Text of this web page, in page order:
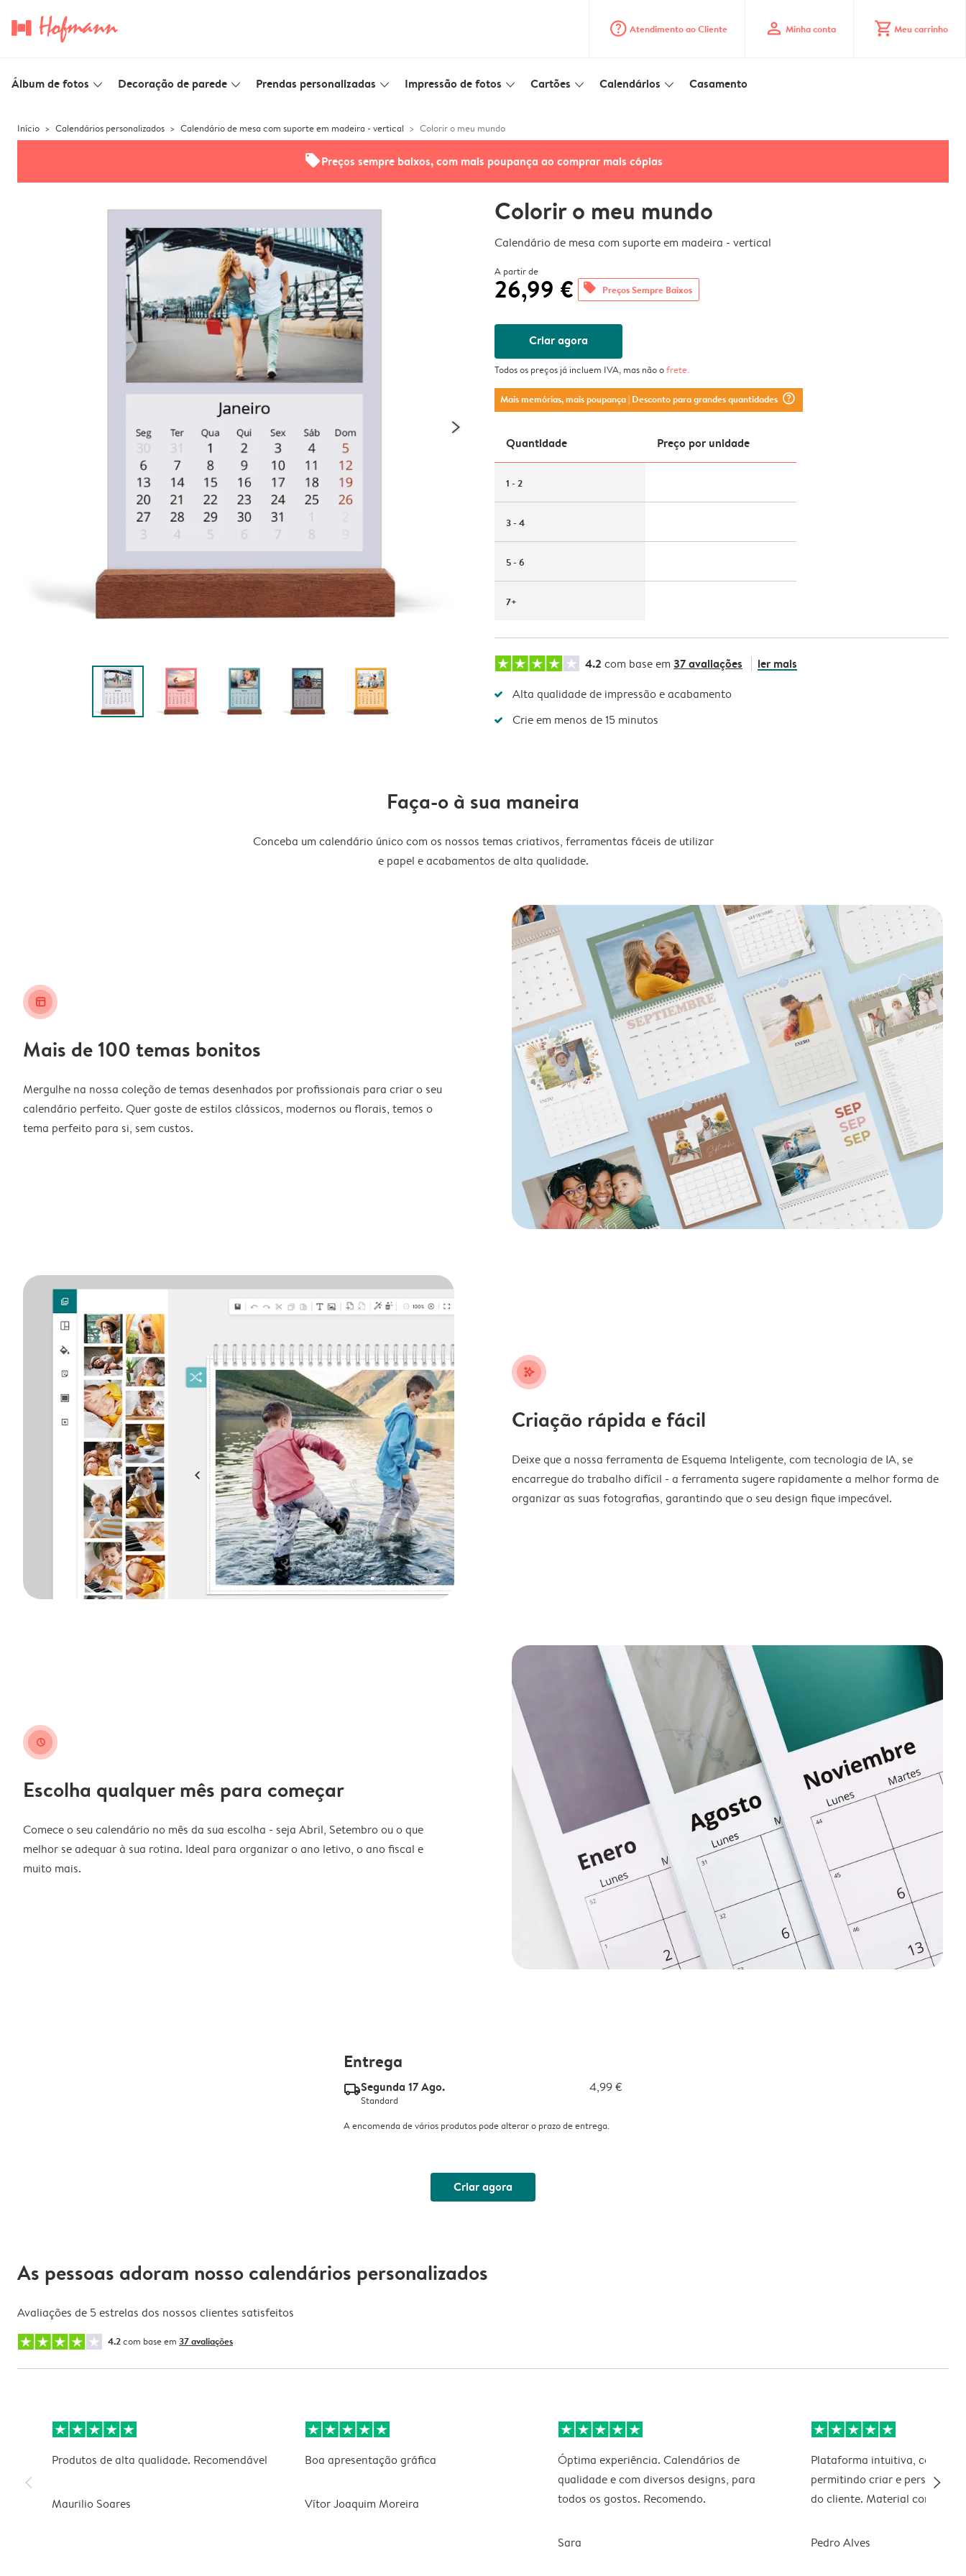
question_mark_circle Atendimento ao Cliente profile Minha conta shopping_cart Meu carrinho
Álbum de fotos slim_arrow_down Decoração de parede slim_arrow_down Prendas personalizadas slim_arrow_down Impressão de fotos slim_arrow_down Cartões slim_arrow_down Calendários slim_arrow_down Casamento
Início Calendários personalizados Calendário de mesa com suporte em madeira - vertical Colorir o meu mundo
offersPreços sempre baixos, com mais poupança ao comprar mais cópias
Colorir o meu mundo
Calendário de mesa com suporte em madeira - vertical
A partir de
26,99 € offers Preços Sempre Baixos
Criar agora
Todos os preços já incluem IVA, mas não ofrete.
Mais memórias, mais poupança| Desconto para grandes quantidades question_mark_circle
Quantidade Preço por unidade
1 - 2
3 - 4
5 - 6
7+
4.2 com base em 37 avaliações ler mais
Alta qualidade de impressão e acabamento
Crie em menos de 15 minutos
Faça-o à sua maneira
Conceba um calendário único com os nossos temas criativos, ferramentas fáceis de utilizar
e papel e acabamentos de alta qualidade.
layout_alt
Mais de 100 temas bonitos
Mergulhe na nossa coleção de temas desenhados por profissionais para criar o seu
calendário perfeito. Quer goste de estilos clássicos, modernos ou florais, temos o
tema perfeito para si, sem custos.
stars_plus
Criação rápida e fácil
Deixe que a nossa ferramenta de Esquema Inteligente, com tecnologia de IA, se
encarregue do trabalho difícil - a ferramenta sugere rapidamente a melhor forma de
organizar as suas fotografias, garantindo que o seu design fique impecável.
clock
Escolha qualquer mês para começar
Comece o seu calendário no mês da sua escolha - seja Abril, Setembro ou o que
melhor se adequar à sua rotina. Ideal para organizar o ano letivo, o ano fiscal e
muito mais.
Entrega
delivery_standard_v2Segunda 17 Ago. 4,99 €
Standard
A encomenda de vários produtos pode alterar o prazo de entrega.
Criar agora
As pessoas adoram nosso calendários personalizados
Avaliações de 5 estrelas dos nossos clientes satisfeitos
4.2com base em 37 avaliações
slim_arrow_left
Produtos de alta qualidade. Recomendável
Maurilio Soares
Boa apresentação gráfica
Vítor Joaquim Moreira
Óptima experiência. Calendários de
qualidade e com diversos designs, para
todos os gostos. Recomendo.
Sara
Plataforma intuitiva, com
permitindo criar e
do cliente. Material com boa
Pedro Alves
slim_arrow_right